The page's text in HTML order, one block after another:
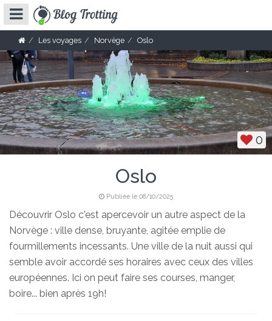
Les voyages Norvège Oslo
0
Oslo
Publiée le 08/10/2025
Découvrir Oslo c'est apercevoir un autre aspect de la
Norvège : ville dense, bruyante, agitée emplie de
fourmillements incessants. Une ville de la nuit aussi qui
semble avoir accordé ses horaires avec ceux des villes
européennes. Ici on peut faire ses courses, manger,
boire... bien après 19h!